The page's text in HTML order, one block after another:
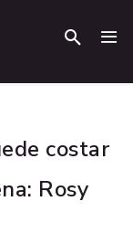
costar
Rosy